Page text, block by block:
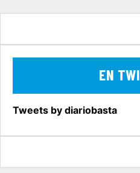
EN
Tweets by diariobasta